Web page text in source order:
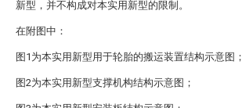
新型，并不构成对本实用新型的限制。
在附图中：
图1为本实用新型用于轮胎的搬运装置结构示意图；
图2为本实用新型支撑机构结构示意图；